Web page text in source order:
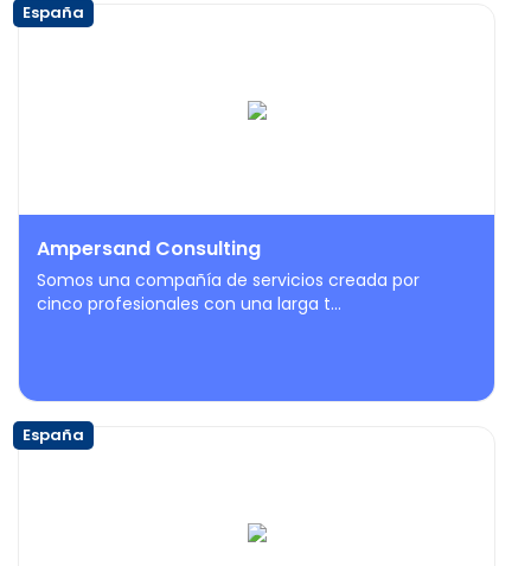
España
Ampersand Consulting
Somos una compañía de servicios creada por
cinco profesionales con una larga t...
España